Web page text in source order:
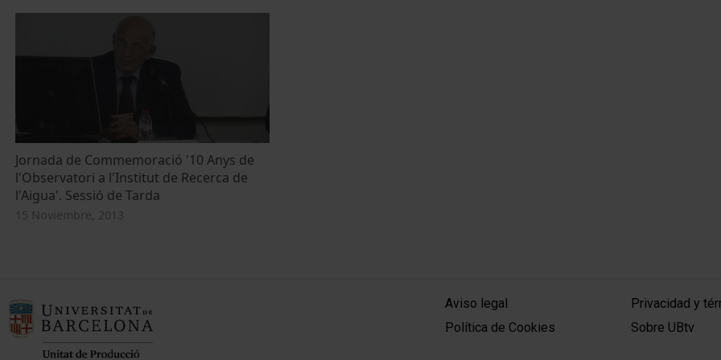
Jornada de Commemoració '10 Anys de
l'Observatori a l'Institut de Recerca de
l'Aigua'. Sessió de Tarda
15 Noviembre, 2013
MENÚ PEU 1
Aviso legal
Política de Cookies
PEU 2
Privacidad y
Sobre UBtv